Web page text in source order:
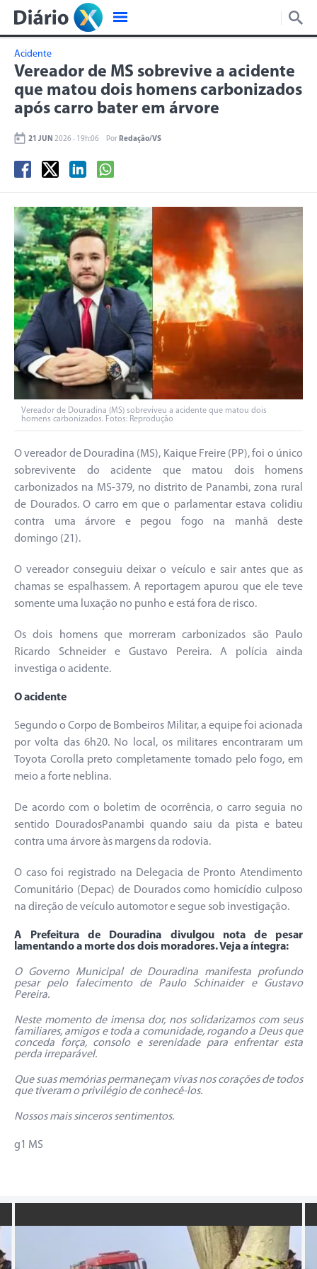
Acidente
Vereador de MS sobrevive a acidente
que matou dois homens carbonizados
após carro bater em árvore
21 JUN 2026 - 19h:06 Por Redação/VS
Vereador de Douradina (MS) sobreviveu a acidente que matou dois
homens carbonizados. Fotos: Reprodução
O vereador de Douradina (MS), Kaique Freire (PP), foi o único
sobrevivente do acidente que matou dois homens
carbonizados na MS-379, no distrito de Panambi, zona rural
de Dourados. O carro em que o parlamentar estava colidiu
contra uma árvore e pegou fogo na manhã deste
domingo (21).
O vereador conseguiu deixar o veículo e sair antes que as
chamas se espalhassem. A reportagem apurou que ele teve
somente uma luxação no punho e está fora de risco.
Os dois homens que morreram carbonizados são Paulo
Ricardo Schneider e Gustavo Pereira. A polícia ainda
investiga o acidente.
O acidente
Segundo o Corpo de Bombeiros Militar, a equipe foi acionada
por volta das 6h20. No local, os militares encontraram um
Toyota Corolla preto completamente tomado pelo fogo, em
meio a forte neblina.
De acordo com o boletim de ocorrência, o carro seguia no
sentido DouradosPanambi quando saiu da pista e bateu
contra uma árvore às margens da rodovia.
O caso foi registrado na Delegacia de Pronto Atendimento
Comunitário (Depac) de Dourados como homicídio culposo
na direção de veículo automotor e segue sob investigação.
A Prefeitura de Douradina divulgou nota de pesar
lamentando a morte dos dois moradores. Veja a íntegra:
O Governo Municipal de Douradina manifesta profundo
pesar pelo falecimento de Paulo Schinaider e Gustavo
Pereira.
Neste momento de imensa dor, nos solidarizamos com seus
familiares, amigos e toda a comunidade, rogando a Deus que
conceda força, consolo e serenidade para enfrentar esta
perda irreparável.
Que suas memórias permaneçam vivas nos corações de todos
que tiveram o privilégio de conhecê-los.
Nossos mais sinceros sentimentos.
g1 MS